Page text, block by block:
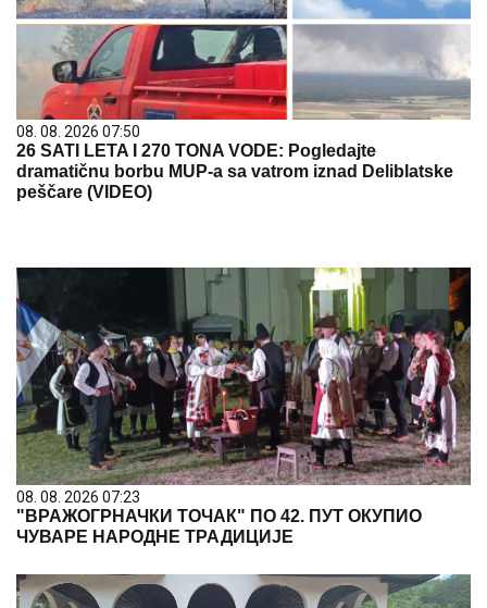
08. 08. 2026 07:50
26 SATI LETA I 270 TONA VODE: Pogledajte
dramatičnu borbu MUP-a sa vatrom iznad Deliblatske
peščare (VIDEO)
08. 08. 2026 07:23
"ВРАЖОГРНАЧКИ ТОЧАК" ПО 42. ПУТ ОКУПИО
ЧУВАРЕ НАРОДНЕ ТРАДИЦИЈЕ